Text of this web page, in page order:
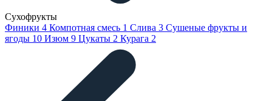
Сухофрукты
Финики 4 Компотная смесь 1 Слива 3 Сушеные фрукты и
ягоды 10 Изюм 9 Цукаты 2 Курага 2